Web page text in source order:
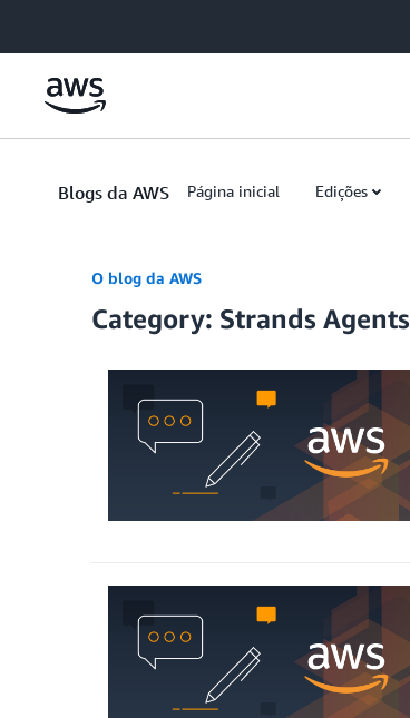
Blogs da AWS Página inicial Edições
O blog da AWS
Category: Strands Agents